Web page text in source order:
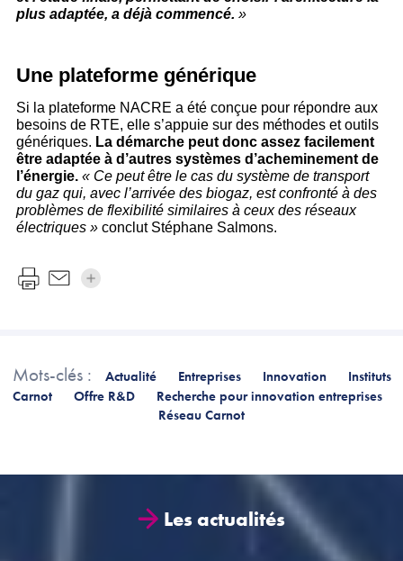
plus adaptée, a déjà commencé. »
Une plateforme générique
Si la plateforme NACRE a été conçue pour répondre aux
besoins de RTE, elle s’appuie sur des méthodes et outils
génériques. La démarche peut donc assez facilement
être adaptée à d’autres systèmes d’acheminement de
l’énergie. « Ce peut être le cas du système de transport
du gaz qui, avec l’arrivée des biogaz, est confronté à des
problèmes de flexibilité similaires à ceux des réseaux
électriques »conclut Stéphane Salmons.
Mots-clés : Actualité Entreprises Innovation
Instituts
Carnot
Offre R&D
Recherche pour innovation entreprises
Réseau Carnot
Les actualités